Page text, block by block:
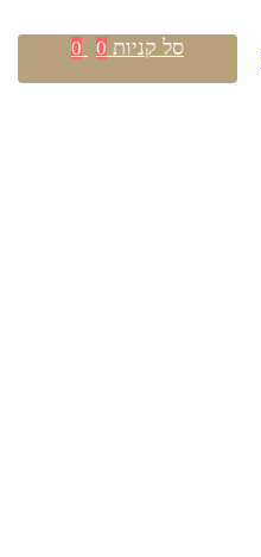
סל קניות 0
0